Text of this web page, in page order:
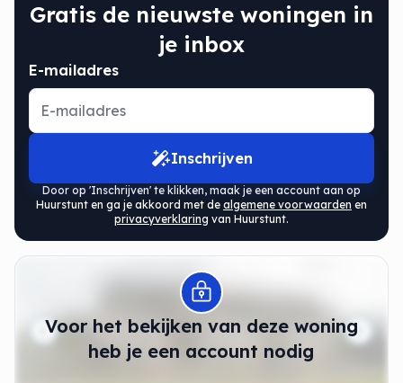
Gratis de nieuwste woningen in
je inbox
E-mailadres
Inschrijven
Door op 'Inschrijven' te klikken, maak je een account aan op
Huurstunt en ga je akkoord met de algemene voorwaarden en
privacyverklaring van Huurstunt.
Voor het bekijken van deze woning
heb je een account nodig
Modal openen